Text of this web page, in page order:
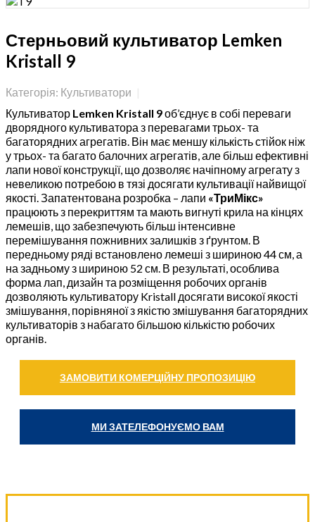
Стерньовий культиватор Lemken
Kristall 9
Категорія: Культиватори
Культиватор Lemken Kristall 9об’єднує в собі переваги
дворядного культиватора з перевагами трьох- та
багаторядних агрегатів. Він має меншу кількість стійок ніж
у трьох- та багато балочних агрегатів, але більш ефективні
лапи нової конструкції, що дозволяє начіпному агрегату з
невеликою потребою в тязі досягати культивації найвищої
якості. Запатентована розробка – лапи «ТриМікс»
працюють з перекриттям та мають вигнуті крила на кінцях
лемешів, що забезпечують більш інтенсивне
перемішування пожнивних залишків з ґрунтом. В
передньому ряді встановлено лемеші з шириною 44 см, а
на задньому з шириною 52 см. В результаті, особлива
форма лап, дизайн та розміщення робочих органів
дозволяють культиватору Kristall досягати високої якості
змішування, порівняної з якістю змішування багаторядних
культиваторів з набагато більшою кількістю робочих
органів.
ЗАМОВИТИ КОМЕРЦІЙНУ ПРОПОЗИЦІЮ
МИ ЗАТЕЛЕФОНУЄМО ВАМ